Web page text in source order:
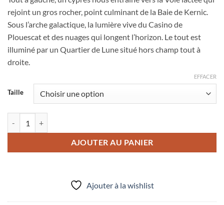
prix :
38,00 €
à
95,00 €
rejoint un gros rocher, point culminant de la Baie de Kernic.
Sous l’arche galactique, la lumière vive du Casino de
Plouescat et des nuages qui longent l’horizon. Le tout est
illuminé par un Quartier de Lune situé hors champ tout à
droite.
Taille
EFFACER
AJOUTER AU PANIER
Ajouter à la wishlist